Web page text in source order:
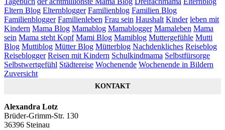
Eltern Blog Elternblogger Familienblog Familien Blog
Familienblogger Familienleben Frau sein Haushalt Kinder leben mit
Kindern Mama Blog Mamablog Mamablogger Mamaleben Mama
sein Mama steht Kopf Mami Blog Mamiblog Muttergefühle Mutti
Blog Muttiblog Mütter Blog Mütterblog Nachdenkliches Reiseblog
Reiseblogger Reisen mit Kindern Schulkindmama Selbstfürsorge
Selbstwertgefühl Städtereise Wochenende Wochenende in Bildern
Zuversicht
KONTAKT
Alexandra Lotz
Brüder-Grimm-Str. 130
36396 Steinau